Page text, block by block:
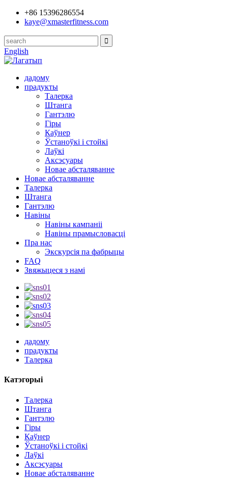
+86 15396286554
kaye@xmasterfitness.com
English
дадому
прадукты
Талерка
Штанга
Гантэлю
Гіры
Каўнер
Ўстаноўкі і стойкі
Лаўкі
Аксэсуары
Новае абсталяванне
Новае абсталяванне
Талерка
Штанга
Гантэлю
Навіны
Навіны кампаніі
Навіны прамысловасці
Пра нас
Экскурсія па фабрыцы
FAQ
Звяжыцеся з намі
дадому
прадукты
Талерка
Катэгорыі
Талерка
Штанга
Гантэлю
Гіры
Каўнер
Ўстаноўкі і стойкі
Лаўкі
Аксэсуары
Новае абсталяванне